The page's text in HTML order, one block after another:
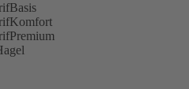
Basis
Komfort
Premium